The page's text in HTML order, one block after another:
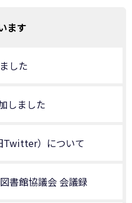
ます
した
しました
）について
書館協議会 会議録